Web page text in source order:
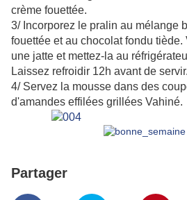
crème fouettée.
3/ Incorporez le pralin au mélange
fouettée et au chocolat fondu
une jatte et mettez-la au
Laissez refroidir 12h avant de servir.
4/ Servez la mousse dans des
d'amandes effilées grillées Vahiné.
Partager